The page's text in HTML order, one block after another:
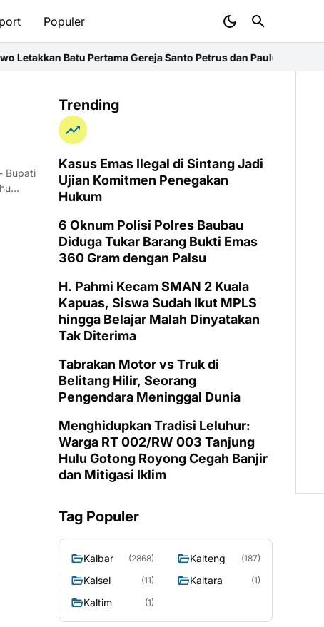
Populer
Batu Pertama Gereja Santo Petrus dan Paulus di Desa
Trending
Kasus Emas Ilegal di Sintang Jadi
Ujian Komitmen Penegakan
Hukum
6 Oknum Polisi Polres Baubau
Diduga Tukar Barang Bukti Emas
360 Gram dengan Palsu
H. Pahmi Kecam SMAN 2 Kuala
Kapuas, Siswa Sudah Ikut MPLS
hingga Belajar Malah Dinyatakan
Tak Diterima
Tabrakan Motor vs Truk di
Belitang Hilir, Seorang
Pengendara Meninggal Dunia
Menghidupkan Tradisi Leluhur:
Warga RT 002/RW 003 Tanjung
Hulu Gotong Royong Cegah Banjir
dan Mitigasi Iklim
Tag Populer
Kalbar (2868) Kalteng (187)
Kalsel (11) Kaltara (1)
Kaltim (1)